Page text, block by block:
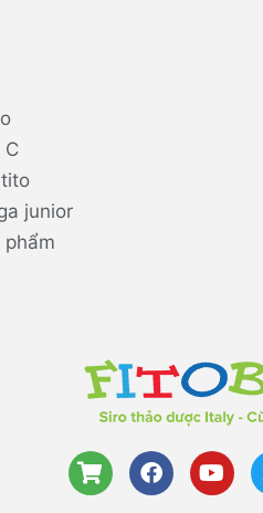
C
junior